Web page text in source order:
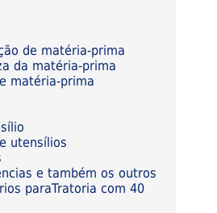
de matéria-prima
da matéria-prima
matéria-prima
utensílios
e também os outros
paraTratoria com 40